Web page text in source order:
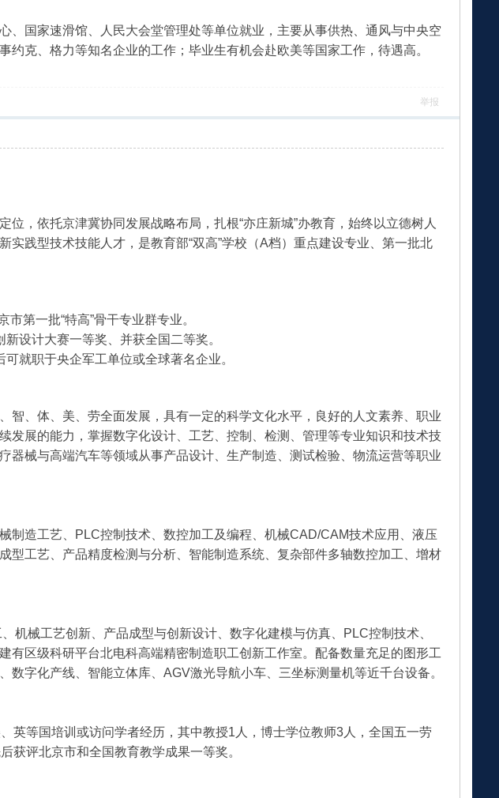
国家速滑馆、人民大会堂管理处等单位就业，主要从事供热、通风与中央空
克、格力等知名企业的工作；毕业生有机会赴欧美等国家工作，待遇高。
举报
，依托京津冀协同发展战略布局，扎根“亦庄新城”办教育，始终以立德树人
践型技术技能人才，是教育部“双高”学校（A档）重点建设专业、第一批北
第一批“特高”骨干专业群专业。
设计大赛一等奖、并获全国二等奖。
就职于央企军工单位或全球著名企业。
、体、美、劳全面发展，具有一定的科学文化水平，良好的人文素养、职业
发展的能力，掌握数字化设计、工艺、控制、检测、管理等专业知识和技术技
械与高端汽车等领域从事产品设计、生产制造、测试检验、物流运营等职业
制造工艺、PLC控制技术、数控加工及编程、机械CAD/CAM技术应用、液压
型工艺、产品精度检测与分析、智能制造系统、复杂部件多轴数控加工、增材
机械工艺创新、产品成型与创新设计、数字化建模与仿真、PLC控制技术、
区级科研平台北电科高端精密制造职工创新工作室。配备数量充足的图形工
字化产线、智能立体库、AGV激光导航小车、三坐标测量机等近千台设备。
英等国培训或访问学者经历，其中教授1人，博士学位教师3人，全国五一劳
获评北京市和全国教育教学成果一等奖。